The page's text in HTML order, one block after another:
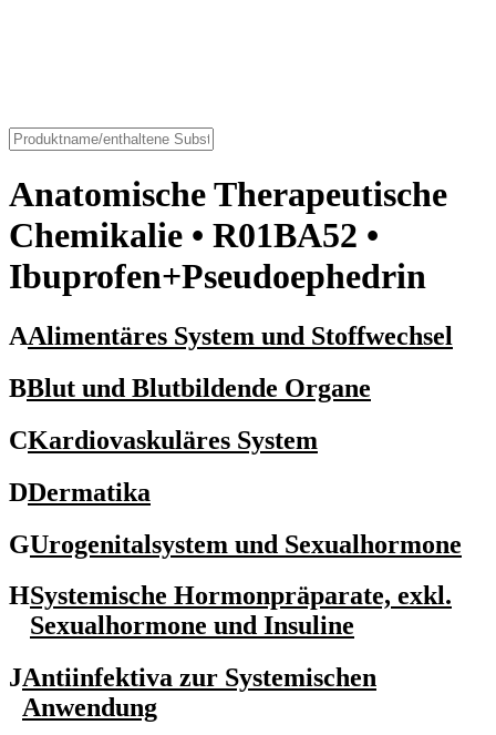
Anatomische Therapeutische
Chemikalie • R01BA52 •
Ibuprofen+Pseudoephedrin
AAlimentäres System und Stoffwechsel
BBlut und Blutbildende Organe
CKardiovaskuläres System
DDermatika
GUrogenitalsystem und Sexualhormone
HSystemische Hormonpräparate, exkl.
Sexualhormone und Insuline
JAntiinfektiva zur Systemischen
Anwendung